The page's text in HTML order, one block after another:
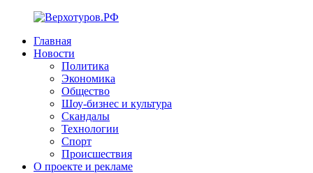
Главная
Новости
Политика
Экономика
Общество
Шоу-бизнес и культура
Скандалы
Технологии
Спорт
Происшествия
О проекте и рекламе